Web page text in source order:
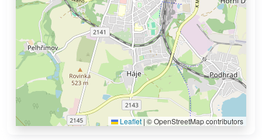
Leaflet | © OpenStreetMap contributors